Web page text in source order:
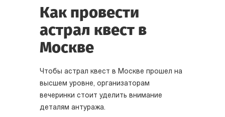
Как провести
астрал квест в
Москве
Чтобы астрал квест в Москве прошел на
высшем уровне, организаторам
вечеринки стоит уделить внимание
деталям антуража.